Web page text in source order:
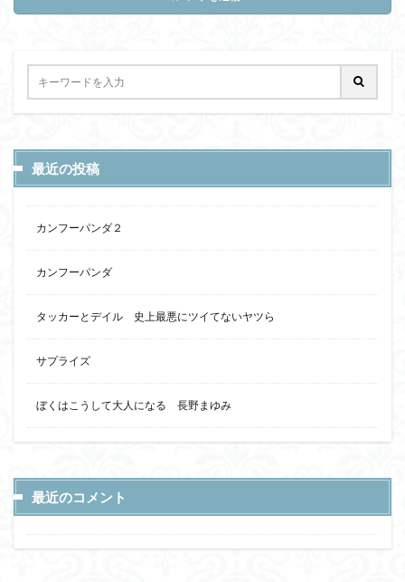
最近の投稿
カンフーパンダ２
カンフーパンダ
タッカーとデイル 史上最悪にツイてないヤツら
サプライズ
ぼくはこうして大人になる 長野まゆみ
最近のコメント